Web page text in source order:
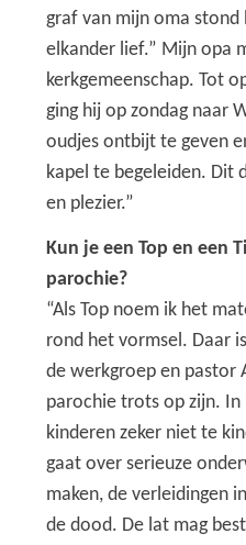
graf van mijn oma stond
elkander lief.” Mijn opa
kerkgemeenschap. Tot
ging hij op zondag naar
oudjes ontbijt te geven
kapel te begeleiden. Dit
en plezier.”
Kun je een Top en een
parochie?
“Als Top noem ik het
rond het vormsel. Daar
de werkgroep en pastor
parochie trots op zijn.
kinderen zeker niet te
gaat over serieuze
maken, de verleidingen
de dood. De lat mag